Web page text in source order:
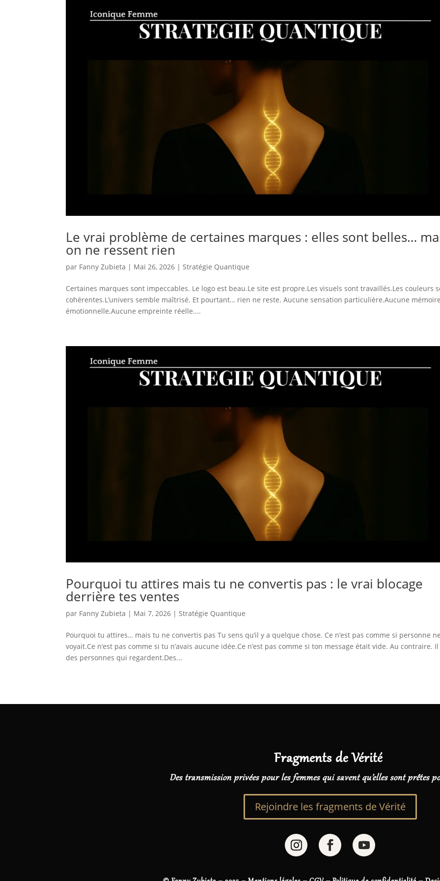
Le vrai problème de certaines marques : elles sont belles…
on ne ressent rien
par Fanny Zubieta | Mai 26, 2026 | Stratégie Quantique
Certaines marques sont impeccables. Le logo est beau.Le site est propre.Les visuels sont travaillés.Les couleurs
cohérentes.L’univers semble maîtrisé. Et pourtant… rien ne reste. Aucune sensation particulière.Aucune mémoire
émotionnelle.Aucune empreinte réelle....
Pourquoi tu attires mais tu ne convertis pas : le vrai blocage
derrière tes ventes
par Fanny Zubieta | Mai 7, 2026 |Stratégie Quantique
Pourquoi tu attires… mais tu ne convertis pas Tu sens qu’il y a quelque chose. Ce n’est pas comme si personne
voyait.Ce n’est pas comme si tu n’avais aucune idée.Ce n’est pas comme si ton message était vide. Au contraire. Il
des personnes qui regardent.Des...
Fragments de Vérité
Des transmission privées pour les femmes qui savent qu’elles sont prêtes
Rejoindre les fragments de Vérité